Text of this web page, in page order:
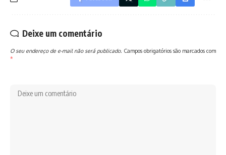
Deixe um comentário
O seu endereço de e-mail não será publicado. Campos obrigatórios são marcados com
*